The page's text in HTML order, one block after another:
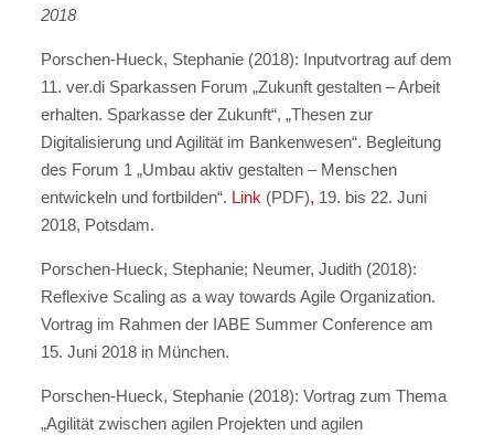
2018
Porschen-Hueck, Stephanie (2018): Inputvortrag auf dem
11. ver.di Sparkassen Forum „Zukunft gestalten – Arbeit
erhalten. Sparkasse der Zukunft“, „Thesen zur
Digitalisierung und Agilität im Bankenwesen“. Begleitung
des Forum 1 „Umbau aktiv gestalten – Menschen
entwickeln und fortbilden“. Link (PDF), 19. bis 22. Juni
2018, Potsdam.
Porschen-Hueck, Stephanie; Neumer, Judith (2018):
Reflexive Scaling as a way towards Agile Organization.
Vortrag im Rahmen der IABE Summer Conference am
15. Juni 2018 in München.
Porschen-Hueck, Stephanie (2018): Vortrag zum Thema
„Agilität zwischen agilen Projekten und agilen